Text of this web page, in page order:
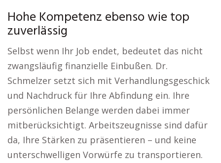
Hohe Kompetenz ebenso wie top
zuverlässig
Selbst wenn Ihr Job endet, bedeutet das nicht
zwangsläufig finanzielle Einbußen. Dr.
Schmelzer setzt sich mit Verhandlungsgeschick
und Nachdruck für Ihre Abfindung ein. Ihre
persönlichen Belange werden dabei immer
mitberücksichtigt. Arbeitszeugnisse sind dafür
da, Ihre Stärken zu präsentieren – und keine
unterschwelligen Vorwürfe zu transportieren.